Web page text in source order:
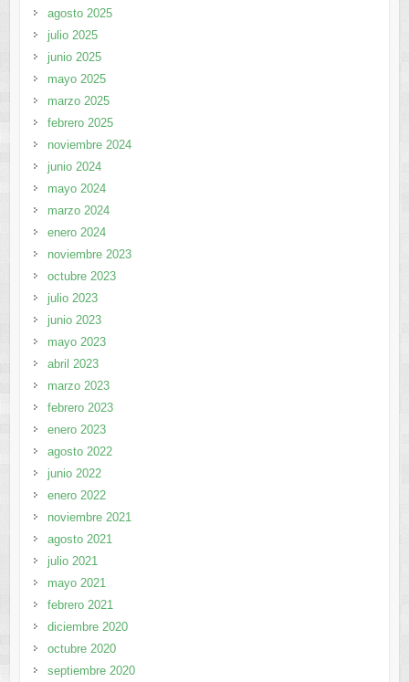
agosto 2025
julio 2025
junio 2025
mayo 2025
marzo 2025
febrero 2025
noviembre 2024
junio 2024
mayo 2024
marzo 2024
enero 2024
noviembre 2023
octubre 2023
julio 2023
junio 2023
mayo 2023
abril 2023
marzo 2023
febrero 2023
enero 2023
agosto 2022
junio 2022
enero 2022
noviembre 2021
agosto 2021
julio 2021
mayo 2021
febrero 2021
diciembre 2020
octubre 2020
septiembre 2020